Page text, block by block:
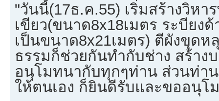
"วันนี้(17ธ.ค.55) เริ่มสร้างวิห
เขียว(ขนาด8x18เมตร ระบียง
เป็นขนาด8x21เมตร) ตีผังขุด
ธรรมก็ช่วยกันทำกับช่าง สร้าง
อนุโมทนากับทุกๆท่าน ส่วนท่า
ให้ตนเอง ก็ยินดีรับและขออนุโ